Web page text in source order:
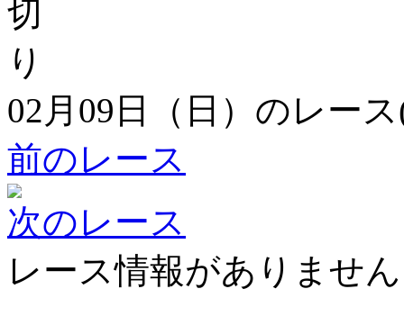
02月09日（日）のレー
前のレース
次のレース
レース情報がありませ